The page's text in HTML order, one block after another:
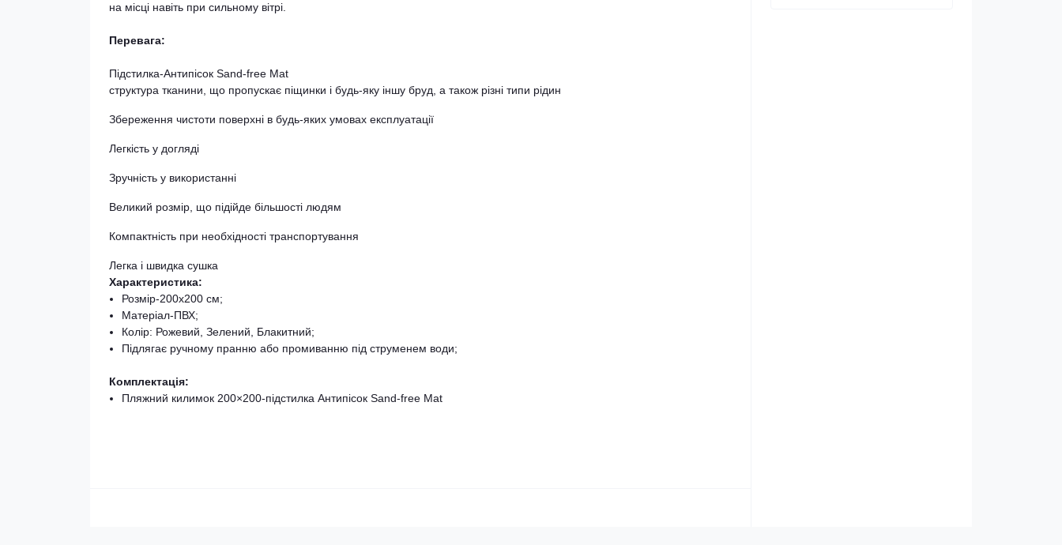
на місці навіть при сильному вітрі.
Перевага:
Підстилка-Антипісок Sand-free Mat
структура тканини, що пропускає піщинки і будь-яку іншу бруд, а також різні типи рідин
Збереження чистоти поверхні в будь-яких умовах експлуатації
Легкість у догляді
Зручність у використанні
Великий розмір, що підійде більшості людям
Компактність при необхідності транспортування
Легка і швидка сушка
Характеристика:
Розмір-200x200 см;
Матеріал-ПВХ;
Колір: Рожевий, Зелений, Блакитний;
Підлягає ручному пранню або промиванню під струменем води;
Комплектація:
Пляжний килимок 200×200-підстилка Антипісок Sand-free Mat